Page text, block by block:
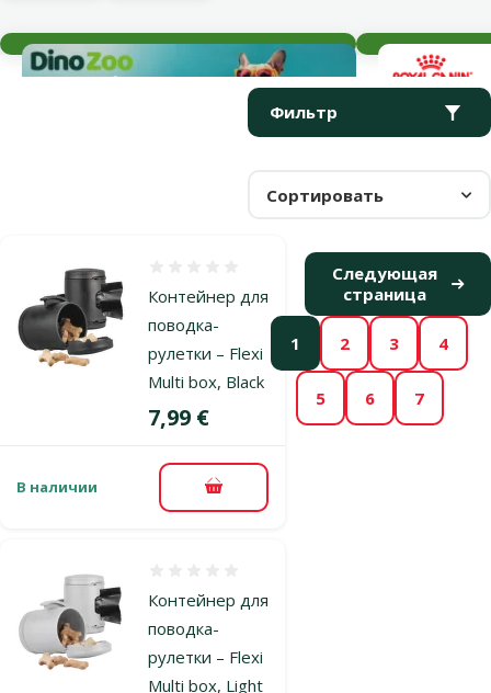
Фильтр
Сортировать
Продукты в категории Поводки рулетки для собак
Контейнер для
поводка-
рулетки – Flexi
Multi box, Black
Цена
7,99 €
В наличии В корзину
Контейнер для
поводка-
рулетки – Flexi
Multi box, Light
1 2 3 4
5 6 7
Следующая
страница